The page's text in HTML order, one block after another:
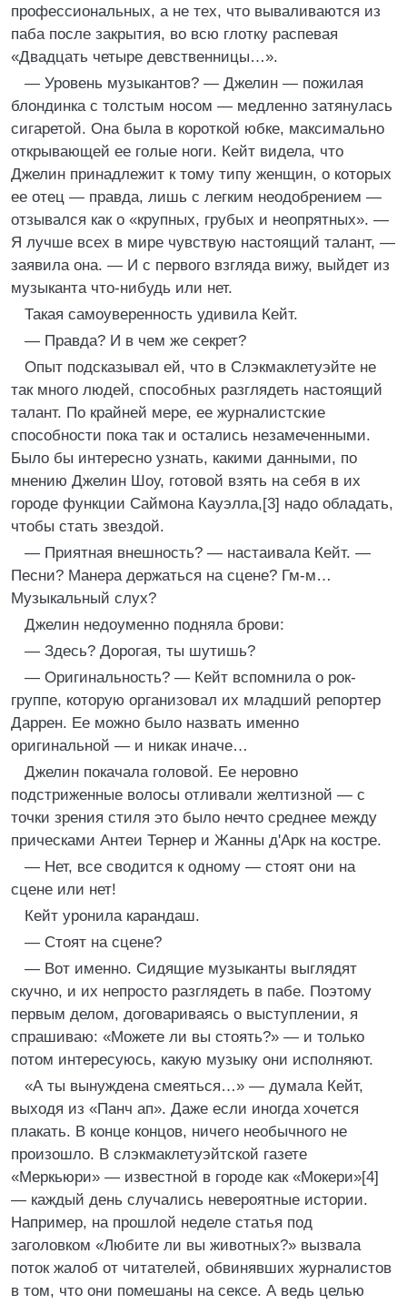
профессиональных, а не тех, что вываливаются из
паба после закрытия, во всю глотку распевая
«Двадцать четыре девственницы…».
— Уровень музыкантов? — Джелин — пожилая
блондинка с толстым носом — медленно затянулась
сигаретой. Она была в короткой юбке, максимально
открывающей ее голые ноги. Кейт видела, что
Джелин принадлежит к тому типу женщин, о которых
ее отец — правда, лишь с легким неодобрением —
отзывался как о «крупных, грубых и неопрятных». —
Я лучше всех в мире чувствую настоящий талант, —
заявила она. — И с первого взгляда вижу, выйдет из
музыканта что-нибудь или нет.
Такая самоуверенность удивила Кейт.
— Правда? И в чем же секрет?
Опыт подсказывал ей, что в Слэкмаклетуэйте не
так много людей, способных разглядеть настоящий
талант. По крайней мере, ее журналистские
способности пока так и остались незамеченными.
Было бы интересно узнать, какими данными, по
мнению Джелин Шоу, готовой взять на себя в их
городе функции Саймона Кауэлла,[3] надо обладать,
чтобы стать звездой.
— Приятная внешность? — настаивала Кейт. —
Песни? Манера держаться на сцене? Гм-м…
Музыкальный слух?
Джелин недоуменно подняла брови:
— Здесь? Дорогая, ты шутишь?
— Оригинальность? — Кейт вспомнила о рок-
группе, которую организовал их младший репортер
Даррен. Ее можно было назвать именно
оригинальной — и никак иначе…
Джелин покачала головой. Ее неровно
подстриженные волосы отливали желтизной — с
точки зрения стиля это было нечто среднее между
прическами Антеи Тернер и Жанны д'Арк на костре.
— Нет, все сводится к одному — стоят они на
сцене или нет!
Кейт уронила карандаш.
— Стоят на сцене?
— Вот именно. Сидящие музыканты выглядят
скучно, и их непросто разглядеть в пабе. Поэтому
первым делом, договариваясь о выступлении, я
спрашиваю: «Можете ли вы стоять?» — и только
потом интересуюсь, какую музыку они исполняют.
«А ты вынуждена смеяться…» — думала Кейт,
выходя из «Панч ап». Даже если иногда хочется
плакать. В конце концов, ничего необычного не
произошло. В слэкмаклетуэйтской газете
«Меркьюри» — известной в городе как «Мокери»[4]
— каждый день случались невероятные истории.
Например, на прошлой неделе статья под
заголовком «Любите ли вы животных?» вызвала
поток жалоб от читателей, обвинявших журналистов
в том, что они помешаны на сексе. А ведь целью